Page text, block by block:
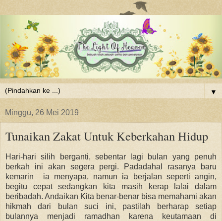
▼
Minggu, 26 Mei 2019
Tunaikan Zakat Untuk Keberkahan Hidup
Hari-hari silih berganti, sebentar lagi bulan yang penuh
berkah ini akan segera pergi. Padadahal rasanya baru
kemarin ia menyapa, namun ia berjalan seperti angin,
begitu cepat sedangkan kita masih kerap lalai dalam
beribadah. Andaikan Kita benar-benar bisa memahami akan
hikmah dari bulan suci ini, pastilah berharap setiap
bulannya menjadi ramadhan karena keutamaan di